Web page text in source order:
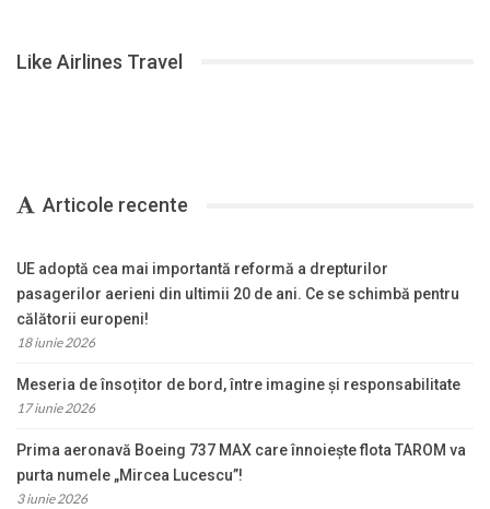
Like Airlines Travel
Articole recente
UE adoptă cea mai importantă reformă a drepturilor
pasagerilor aerieni din ultimii 20 de ani. Ce se schimbă pentru
călătorii europeni!
18 iunie 2026
Meseria de însoțitor de bord, între imagine și responsabilitate
17 iunie 2026
Prima aeronavă Boeing 737 MAX care înnoiește flota TAROM va
purta numele „Mircea Lucescu”!
3 iunie 2026